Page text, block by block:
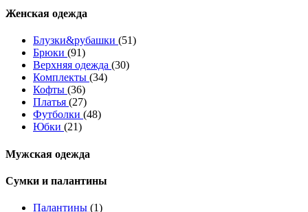
Женская одежда
Блузки&рубашки (51)
Брюки (91)
Верхняя одежда (30)
Комплекты (34)
Кофты (36)
Платья (27)
Футболки (48)
Юбки (21)
Мужская одежда
Сумки и палантины
Палантины (1)